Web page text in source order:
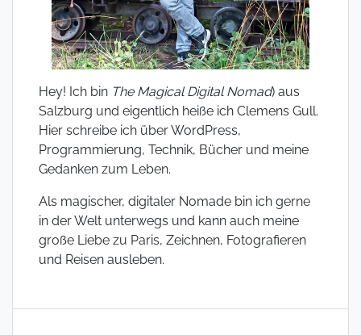
Hey! Ich bin The Magical Digital Nomad) aus
Salzburg und eigentlich heiße ich Clemens Gull.
Hier schreibe ich über WordPress,
Programmierung, Technik, Bücher und meine
Gedanken zum Leben.
Als magischer, digitaler Nomade bin ich gerne
in der Welt unterwegs und kann auch meine
große Liebe zu Paris, Zeichnen, Fotografieren
und Reisen ausleben.